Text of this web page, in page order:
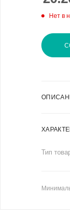
Нет в
Тип